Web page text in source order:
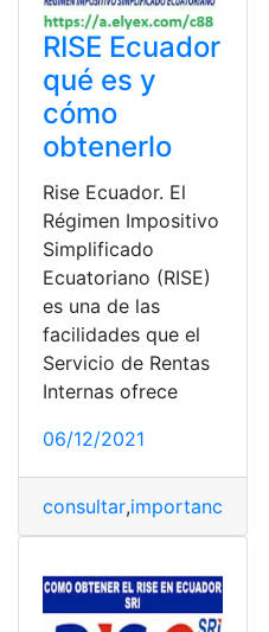
RISE Ecuador
qué es y
cómo
obtenerlo
Rise Ecuador. El
Régimen Impositivo
Simplificado
Ecuatoriano (RISE)
es una de las
facilidades que el
Servicio de Rentas
Internas ofrece
06/12/2021
consultar,importancia